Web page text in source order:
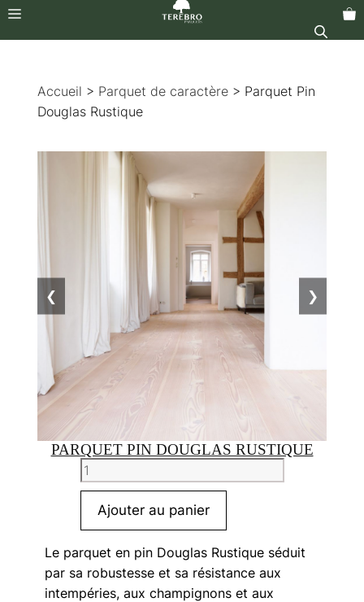
contenu
Menu
Accueil > Parquet de caractère > Parquet Pin
Douglas Rustique
❮ ❯
PARQUET PIN DOUGLAS RUSTIQUE
quantité
de
Parquet
Pin
Douglas
Rustique
Ajouter au panier
Le parquet en pin Douglas Rustique séduit
par sa robustesse et sa résistance aux
intempéries, aux champignons et aux